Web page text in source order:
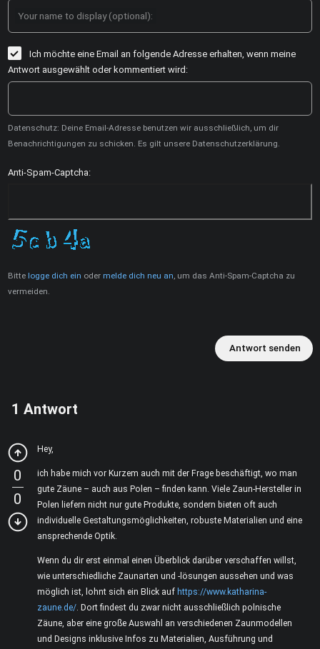
Your name to display (optional):
Ich möchte eine Email an folgende Adresse erhalten, wenn meine
Antwort ausgewählt oder kommentiert wird:
Datenschutz: Deine Email-Adresse benutzen wir ausschließlich, um dir
Benachrichtigungen zu schicken. Es gilt unsere Datenschutzerklärung.
Anti-Spam-Captcha:
Bitte logge dich ein oder melde dich neu an, um das Anti-Spam-Captcha zu
vermeiden.
Antwort senden
1 Antwort
0
0
Hey,
ich habe mich vor Kurzem auch mit der Frage beschäftigt, wo man
gute Zäune – auch aus Polen – finden kann. Viele Zaun-Hersteller in
Polen liefern nicht nur gute Produkte, sondern bieten oft auch
individuelle Gestaltungsmöglichkeiten, robuste Materialien und eine
ansprechende Optik.
Wenn du dir erst einmal einen Überblick darüber verschaffen willst,
wie unterschiedliche Zaunarten und -lösungen aussehen und was
möglich ist, lohnt sich ein Blick auf https://www.katharina-
zaune.de/. Dort findest du zwar nicht ausschließlich polnische
Zäune, aber eine große Auswahl an verschiedenen Zaunmodellen
und Designs inklusive Infos zu Materialien, Ausführung und